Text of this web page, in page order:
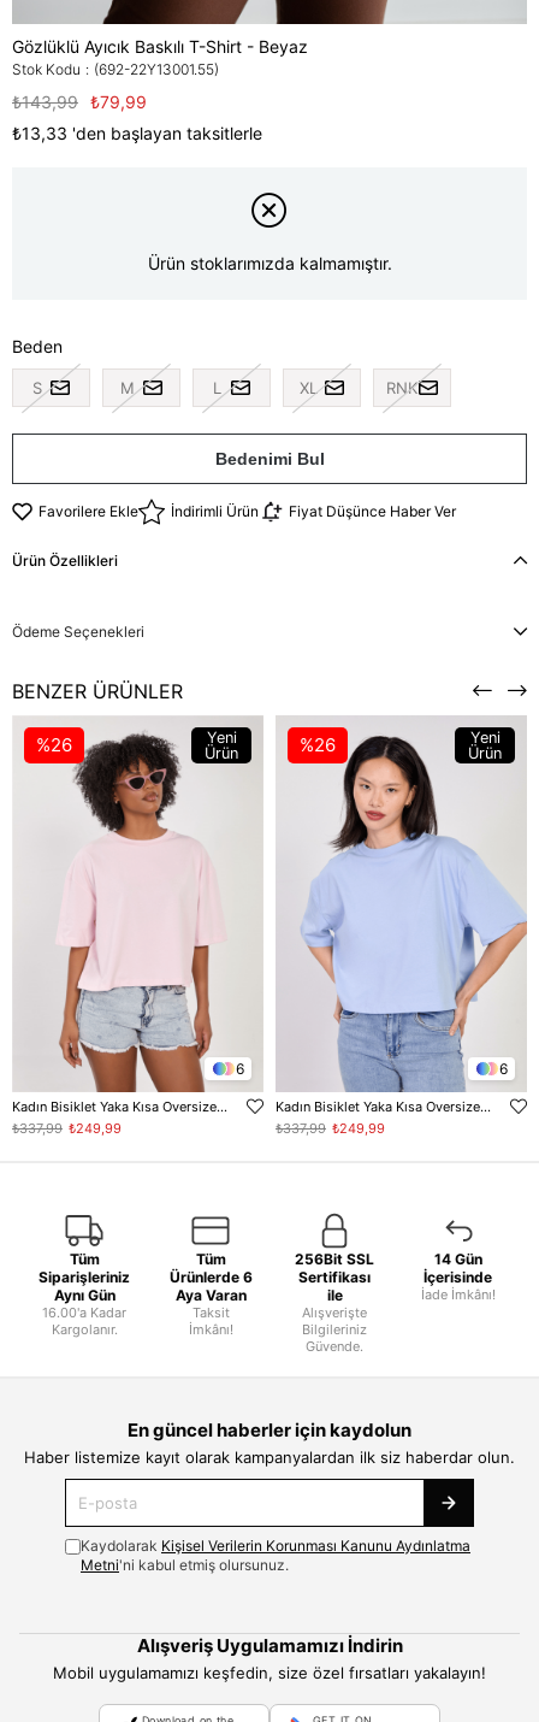
Gözlüklü Ayıcık Baskılı T-Shirt - Beyaz
Stok Kodu (692-22Y13001.55)
₺143,99 ₺79,99
₺13,33 'den başlayan taksitlerle
Ürün stoklarımızda kalmamıştır.
Beden
S M L XL RNK
Bedenimi Bul
Favorilere Ekle İndirimli Ürün Fiyat Düşünce Haber Ver
Ürün Özellikleri
Ödeme Seçenekleri
BENZER ÜRÜNLER
6
Kadın Bisiklet Yaka Kısa Oversize T-Shirt - Toz Pembe
₺249,99
₺337,99
%26
Yeni
Ürün
6
Kadın Bisiklet Yaka Kısa Oversize T-Shirt - Bebe Mavi
₺249,99
₺337,99
%26
Yeni
Ürün
Tüm
Siparişleriniz
Aynı Gün
16.00'a Kadar
Kargolanır.
Tüm
Ürünlerde 6
Aya Varan
Taksit
İmkânı!
256Bit SSL
Sertifikası
ile
Alışverişte
Bilgileriniz
Güvende.
14 Gün
İçerisinde
İade İmkânı!
En güncel haberler için kaydolun
Haber listemize kayıt olarak kampanyalardan ilk siz haberdar olun.
Kaydolarak Kişisel Verilerin Korunması Kanunu Aydınlatma
Metni'ni kabul etmiş olursunuz.
Alışveriş Uygulamamızı İndirin
Mobil uygulamamızı keşfedin, size özel fırsatları yakalayın!